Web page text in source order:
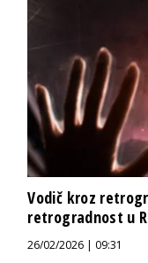
Vodič kroz
retrogradnost u
26/02/2026 | 09:31